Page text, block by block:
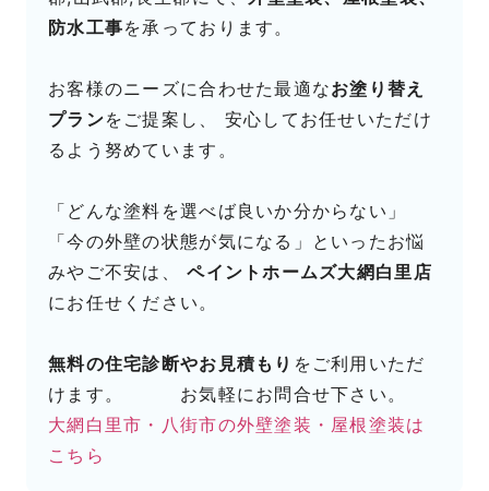
防水工事を承っております。
お客様のニーズに合わせた最適なお塗り替え
プランをご提案し、 安心してお任せいただけ
るよう努めています。
「どんな塗料を選べば良いか分からない」
「今の外壁の状態が気になる」といったお悩
みやご不安は、ペイントホームズ大網白里店
にお任せください。
無料の住宅診断やお見積もり をご利用いただ
けます。 お気軽にお問合せ下さい。
大網白里市・八街市の外壁塗装・屋根塗装は
こちら